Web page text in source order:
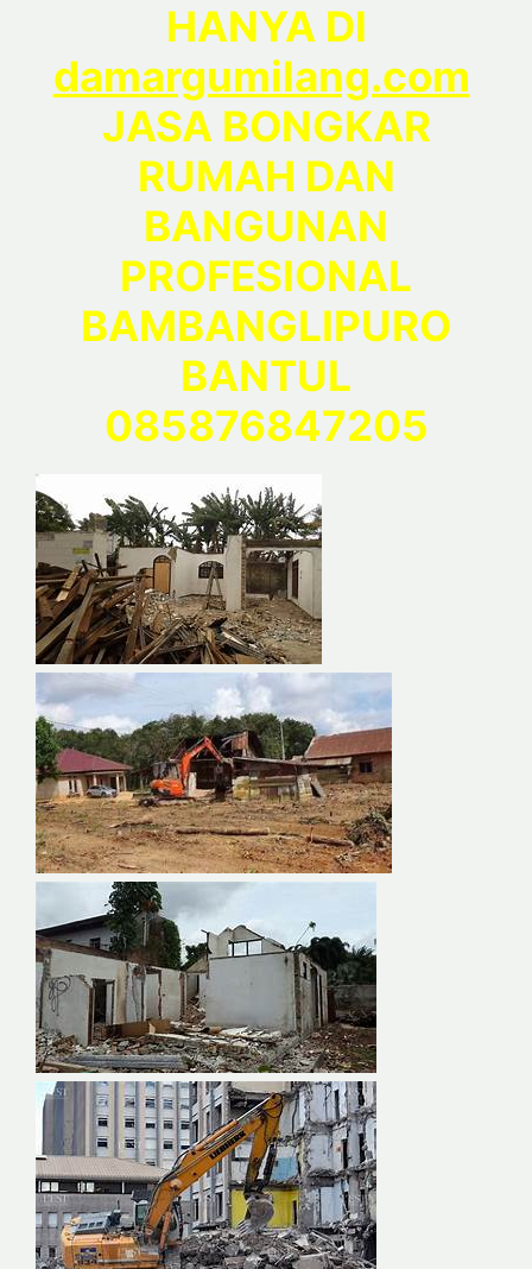
HANYA DI
damargumilang.com
JASA BONGKAR
RUMAH DAN
BANGUNAN
PROFESIONAL
BAMBANGLIPURO
BANTUL
085876847205